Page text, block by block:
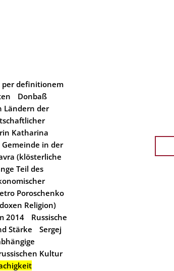
per definitionem
Donbaß
Ländern der
Katharina
Gemeinde in der
(klösterliche
Teil des
Poroschenko
Religion)
2014
Russische
Stärke
Sergej
Kultur